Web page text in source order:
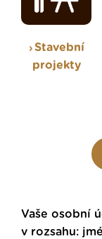
Stavební
projekty
Vaše osobní
v rozsahu: